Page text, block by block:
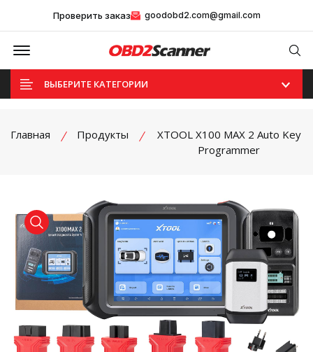
Проверить заказ goodobd2.com@gmail.com
Offcanvas Menu Open
ВЫБЕРИТЕ КАТЕГОРИИ
Главная Продукты
XTOOL X100 MAX 2 Auto Key
Programmer
product view